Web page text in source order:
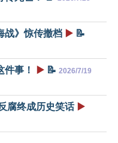
战》惊传撤档 ▶️ 📝
事！ ▶️ 📝 2026/7/19
腐终成历史笑话 ▶️